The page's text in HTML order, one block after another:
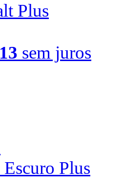
Plus
sem juros
Plus